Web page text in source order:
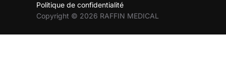
Politique de confidentialité
Copyright © 2026 RAFFIN MEDICAL